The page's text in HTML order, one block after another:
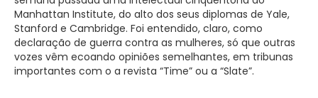
Manhattan Institute, do alto dos seus diplomas de Yale,
Stanford e Cambridge. Foi entendido, claro, como
declaração de guerra contra as mulheres, só que outras
vozes vêm ecoando opiniões semelhantes, em tribunas
importantes com o a revista “Time” ou a “Slate”.